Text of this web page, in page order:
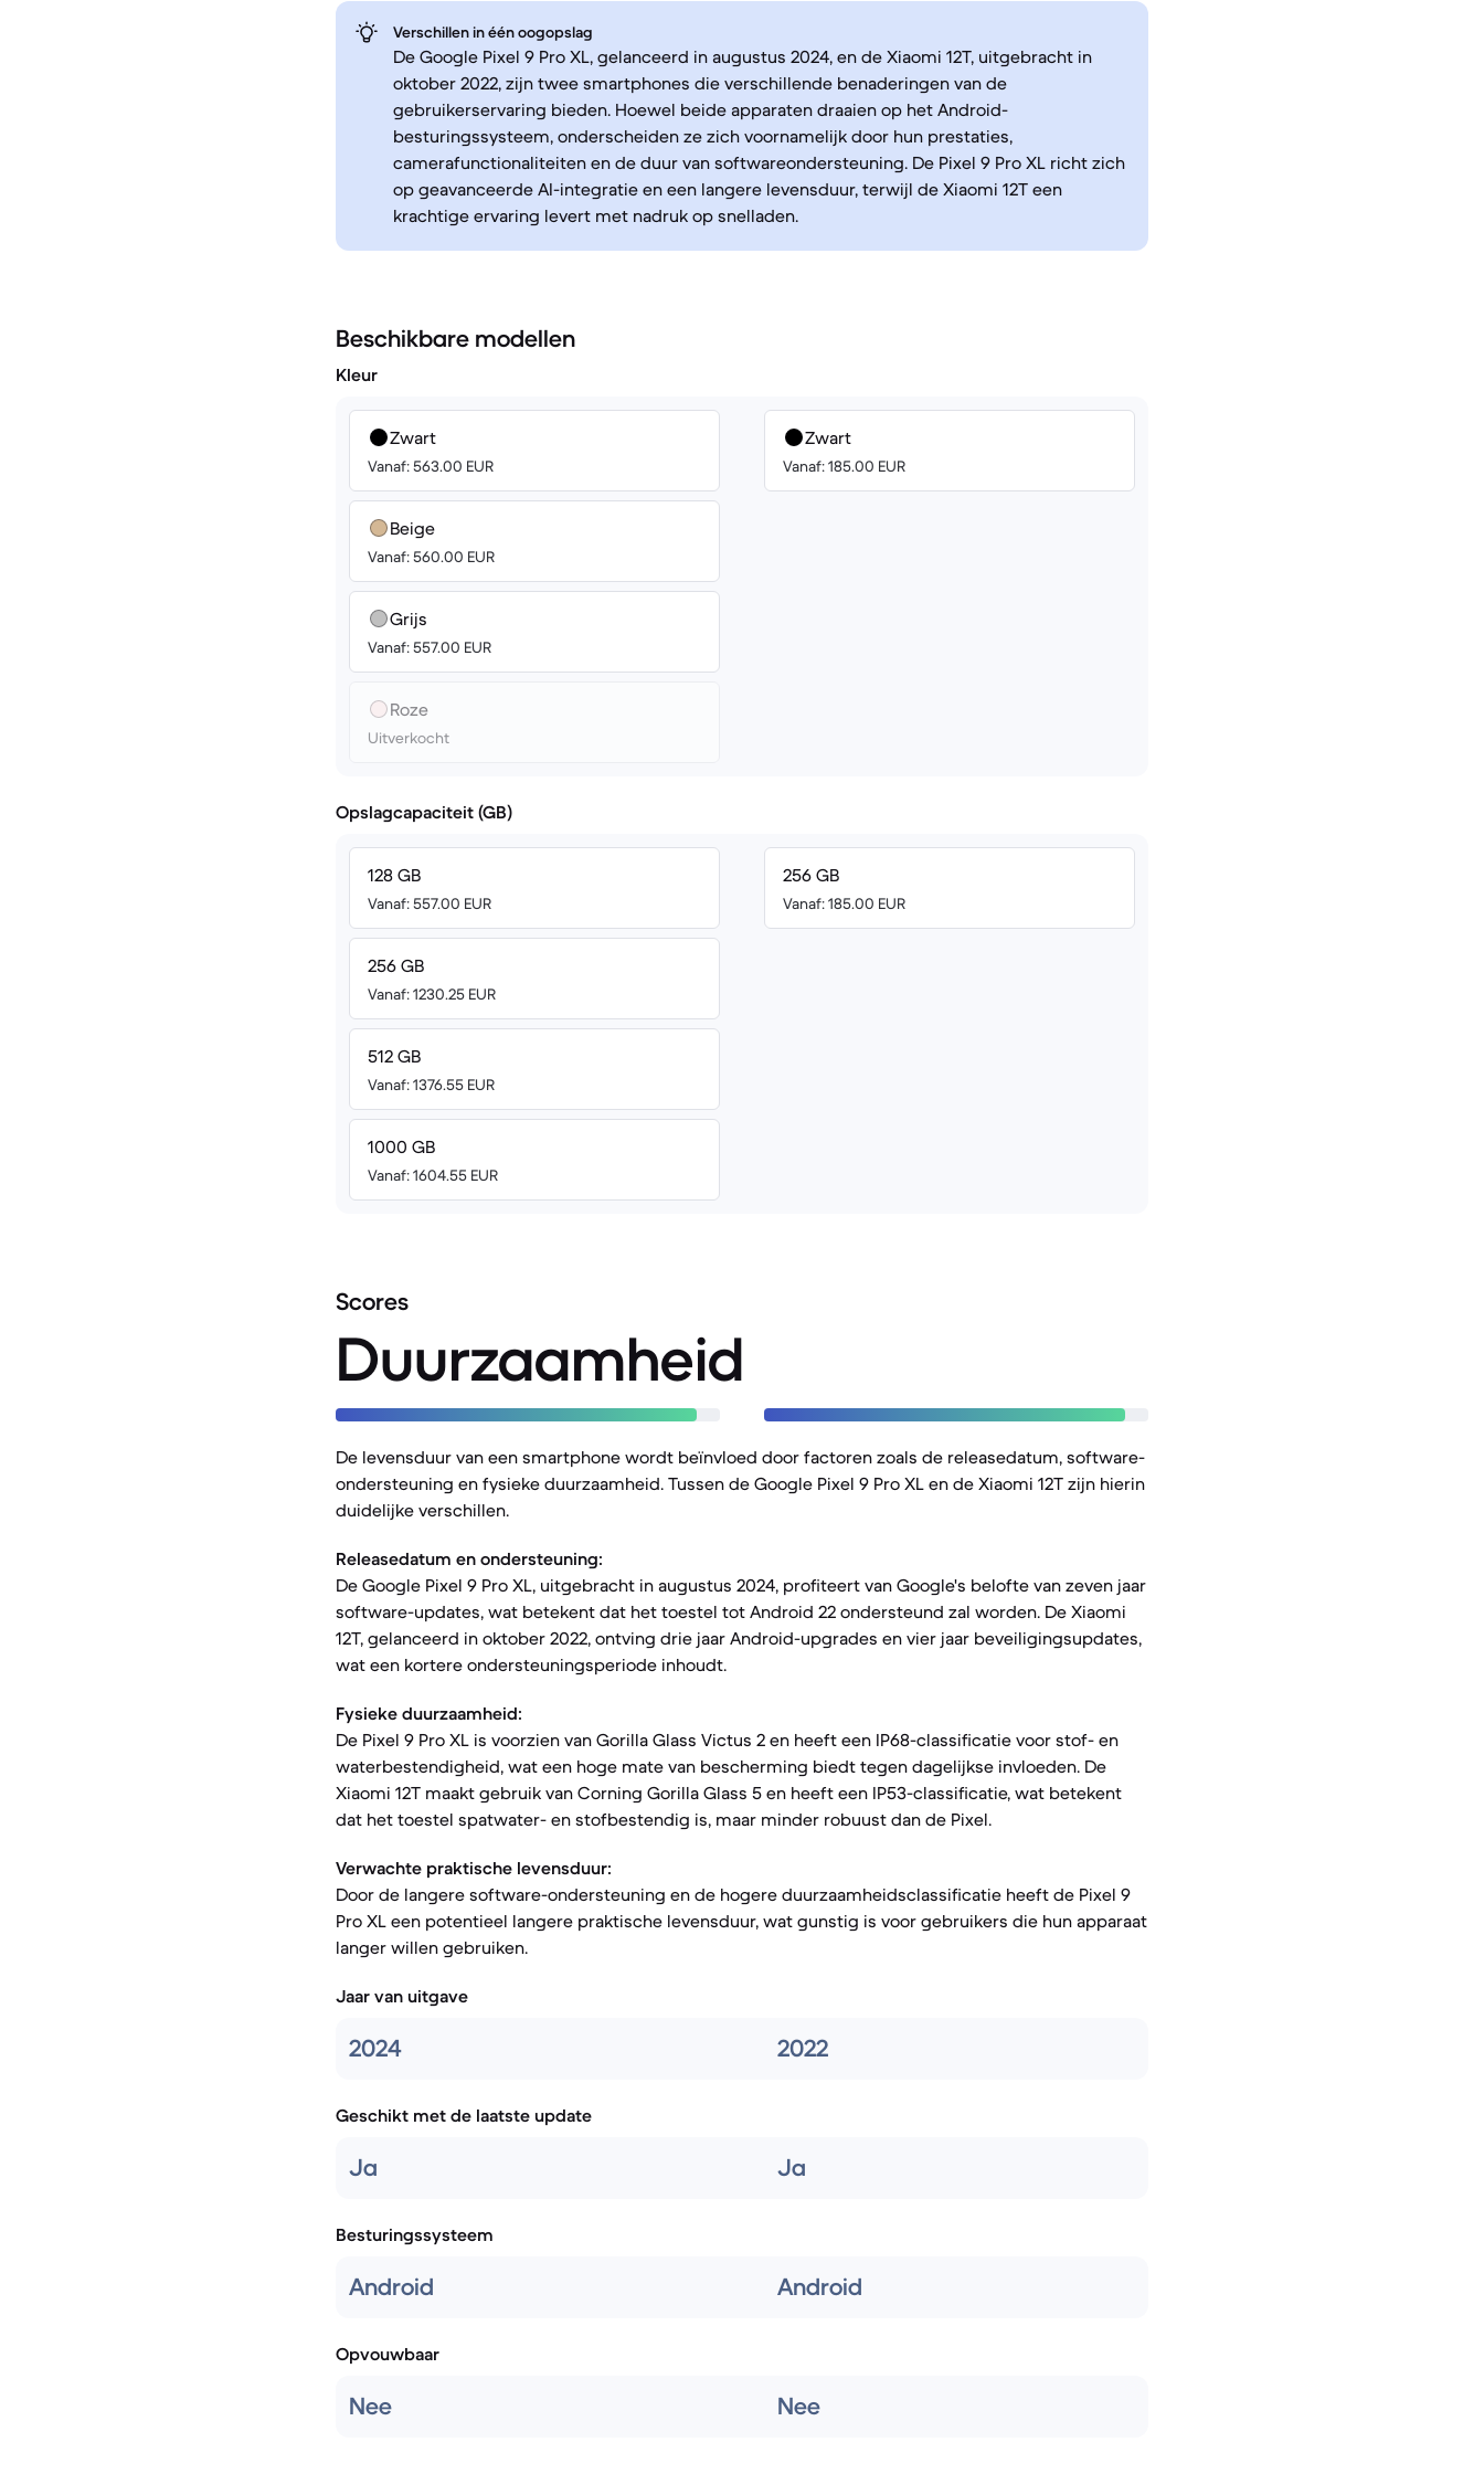
Verschillen in één oogopslag
De Google Pixel 9 Pro XL, gelanceerd in augustus 2024, en de Xiaomi 12T, uitgebracht in
oktober 2022, zijn twee smartphones die verschillende benaderingen van de
gebruikerservaring bieden. Hoewel beide apparaten draaien op het Android-
besturingssysteem, onderscheiden ze zich voornamelijk door hun prestaties,
camerafunctionaliteiten en de duur van softwareondersteuning. De Pixel 9 Pro XL richt zich
op geavanceerde AI-integratie en een langere levensduur, terwijl de Xiaomi 12T een
krachtige ervaring levert met nadruk op snelladen.
Beschikbare modellen
Kleur
Zwart
Vanaf: 563.00 EUR
Beige
Vanaf: 560.00 EUR
Grijs
Vanaf: 557.00 EUR
Roze
Uitverkocht
Zwart
Vanaf: 185.00 EUR
Opslagcapaciteit (GB)
128 GB
Vanaf: 557.00 EUR
256 GB
Vanaf: 1230.25 EUR
512 GB
Vanaf: 1376.55 EUR
1000 GB
Vanaf: 1604.55 EUR
256 GB
Vanaf: 185.00 EUR
Scores
Duurzaamheid
De levensduur van een smartphone wordt beïnvloed door factoren zoals de releasedatum, software-
ondersteuning en fysieke duurzaamheid. Tussen de Google Pixel 9 Pro XL en de Xiaomi 12T zijn hierin
duidelijke verschillen.
Releasedatum en ondersteuning:
De Google Pixel 9 Pro XL, uitgebracht in augustus 2024, profiteert van Google's belofte van zeven jaar
software-updates, wat betekent dat het toestel tot Android 22 ondersteund zal worden. De Xiaomi
12T, gelanceerd in oktober 2022, ontving drie jaar Android-upgrades en vier jaar beveiligingsupdates,
wat een kortere ondersteuningsperiode inhoudt.
Fysieke duurzaamheid:
De Pixel 9 Pro XL is voorzien van Gorilla Glass Victus 2 en heeft een IP68-classificatie voor stof- en
waterbestendigheid, wat een hoge mate van bescherming biedt tegen dagelijkse invloeden. De
Xiaomi 12T maakt gebruik van Corning Gorilla Glass 5 en heeft een IP53-classificatie, wat betekent
dat het toestel spatwater- en stofbestendig is, maar minder robuust dan de Pixel.
Verwachte praktische levensduur:
Door de langere software-ondersteuning en de hogere duurzaamheidsclassificatie heeft de Pixel 9
Pro XL een potentieel langere praktische levensduur, wat gunstig is voor gebruikers die hun apparaat
langer willen gebruiken.
Jaar van uitgave
2024 2022
Geschikt met de laatste update
Ja Ja
Besturingssysteem
Android Android
Opvouwbaar
Nee Nee